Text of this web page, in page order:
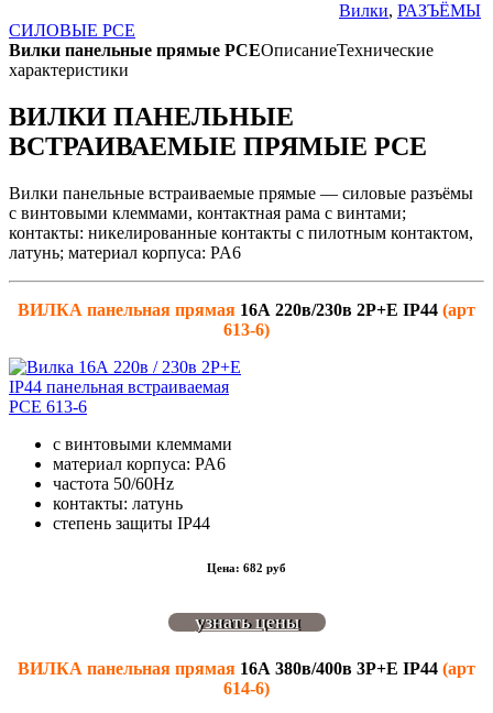
Вилки, РАЗЪЁМЫ
СИЛОВЫЕ PCE
Вилки панельные прямые PCEОписаниеТехнические
характеристики
ВИЛКИ ПАНЕЛЬНЫЕ
ВСТРАИВАЕМЫЕ ПРЯМЫЕ PCE
Вилки панельные встраиваемые прямые — силовые разъёмы
с винтовыми клеммами, контактная рама с винтами;
контакты: никелированные контакты с пилотным контактом,
латунь; материал корпуса: PA6
ВИЛКА панельная прямая 16А 220в/230в 2P+E IP44 (арт
613-6)
с винтовыми клеммами
материал корпуса: PA6
частота 50/60Hz
контакты: латунь
степень защиты IP44
Цена: 682 руб
узнать цены
ВИЛКА панельная прямая 16А 380в/400в 3P+E IP44 (арт
614-6)